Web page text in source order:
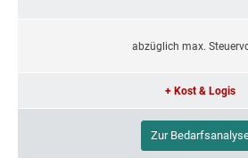
abzüglich max.
+ Kost & Logis
Zur